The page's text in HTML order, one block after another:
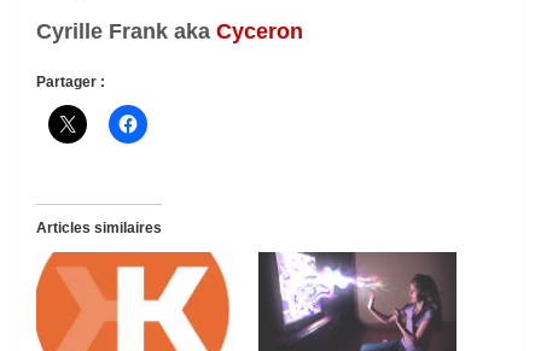
Cyrille Frank aka Cyceron
Partager :
Articles similaires